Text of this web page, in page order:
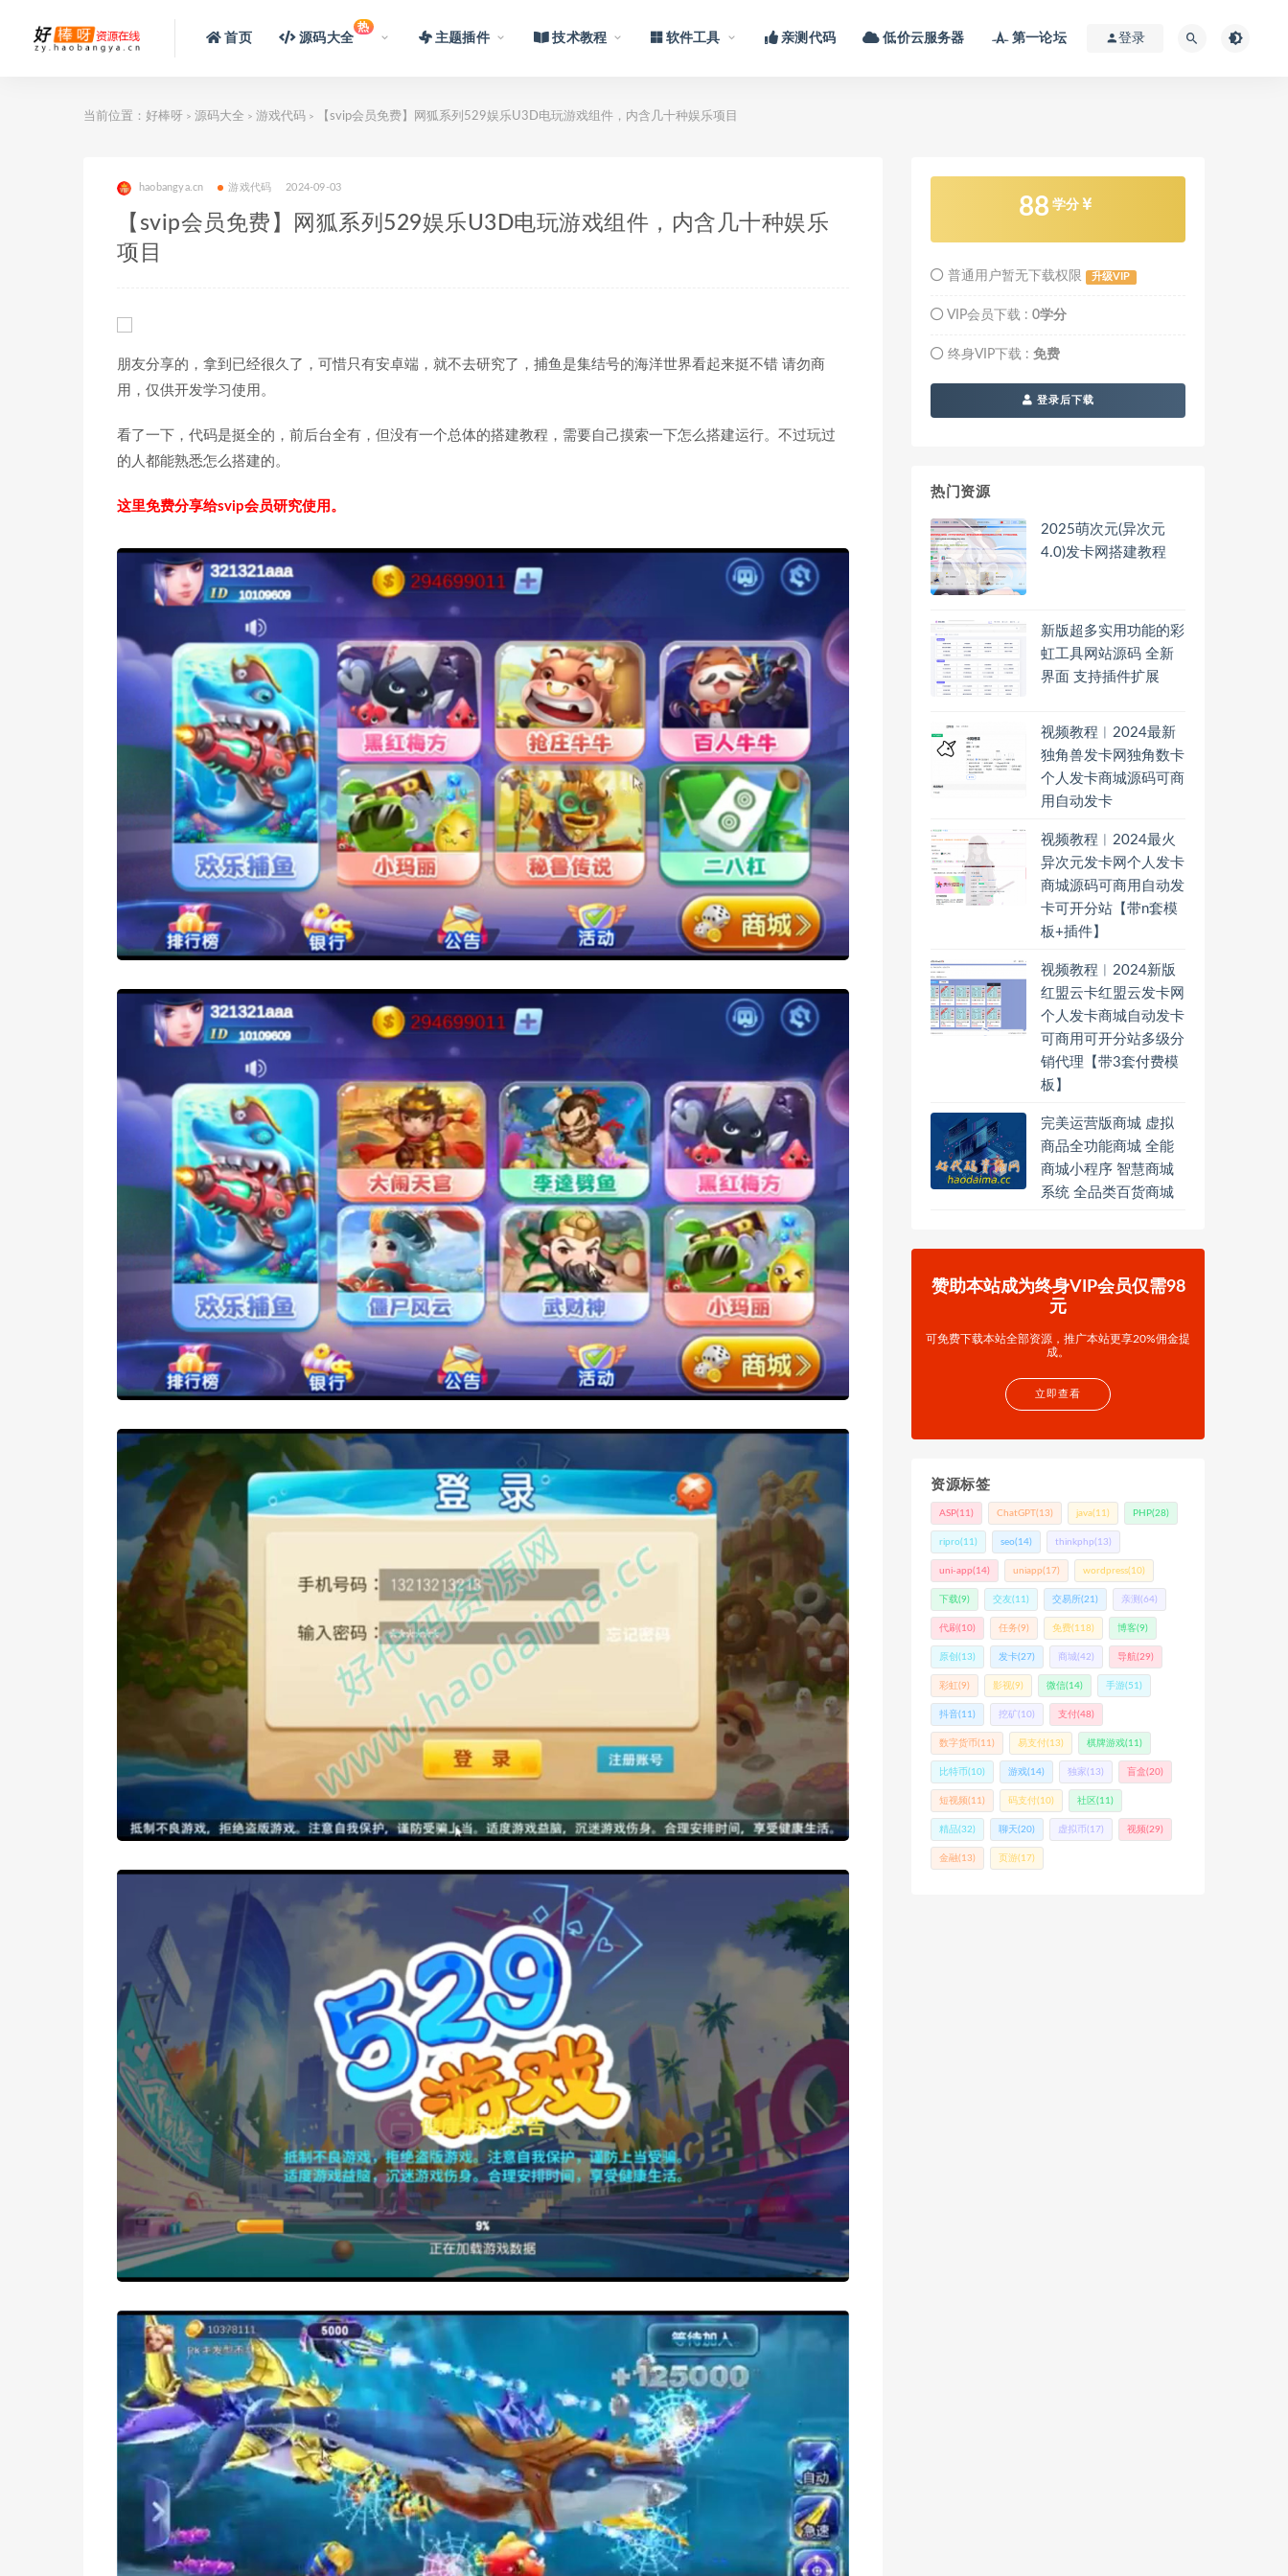
首页 源码大全
热
主题插件 技术教程 软件工具 亲测代码 低价云服务器 第一论坛 登录
当前位置： 好棒呀 > 源码大全 > 游戏代码 > 【svip会员免费】网狐系列529娱乐U3D电玩游戏组件，内含几十种娱乐项目
haobangya.cn 游戏代码 2024-09-03
【svip会员免费】网狐系列529娱乐U3D电玩游戏组件，内含几十种娱乐
项目
朋友分享的，拿到已经很久了，可惜只有安卓端，就不去研究了，捕鱼是集结号的海洋世界看起来挺不错 请勿商
用，仅供开发学习使用。
看了一下，代码是挺全的，前后台全有，但没有一个总体的搭建教程，需要自己摸索一下怎么搭建运行。不过玩过
的人都能熟悉怎么搭建的。
这里免费分享给svip会员研究使用。
88 学分
普通用户暂无下载权限 升级VIP
VIP会员下载 : 0学分
终身VIP下载 : 免费
登录后下载
热门资源
2025萌次元(异次元
4.0)发卡网搭建教程
新版超多实用功能的彩
虹工具网站源码 全新
界面 支持插件扩展
视频教程︱2024最新
独角兽发卡网独角数卡
个人发卡商城源码可商
用自动发卡
视频教程︱2024最火
异次元发卡网个人发卡
商城源码可商用自动发
卡可开分站【带n套模
板+插件】
视频教程︱2024新版
红盟云卡红盟云发卡网
个人发卡商城自动发卡
可商用可开分站多级分
销代理【带3套付费模
板】
完美运营版商城 虚拟
商品全功能商城 全能
商城小程序 智慧商城
系统 全品类百货商城
赞助本站成为终身VIP会员仅需98
元
可免费下载本站全部资源，推广本站更享20%佣金提
成。
立即查看
资源标签
ASP(11) ChatGPT(13) java(11) PHP(28)
ripro(11) seo(14) thinkphp(13)
uni-app(14) uniapp(17) wordpress(10)
下载(9) 交友(11) 交易所(21) 亲测 (64)
代刷 (10) 任务(9) 免费(118) 博客(9)
原创 (13) 发卡(27) 商城(42) 导航(29)
彩虹(9) 影视(9) 微信(14) 手游(51)
抖音(11) 挖矿(10) 支付(48)
数字货币(11) 易支付(13) 棋牌游戏(11)
比特币(10) 游戏(14) 独家(13) 盲盒(20)
短视频(11) 码支付(10) 社区(11)
精品(32) 聊天(20) 虚拟币(17) 视频(29)
金融(13) 页游(17)